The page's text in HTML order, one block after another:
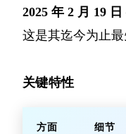
2025 年 2 月 19 日
这是其迄今为止最
关键特性
方面 细节